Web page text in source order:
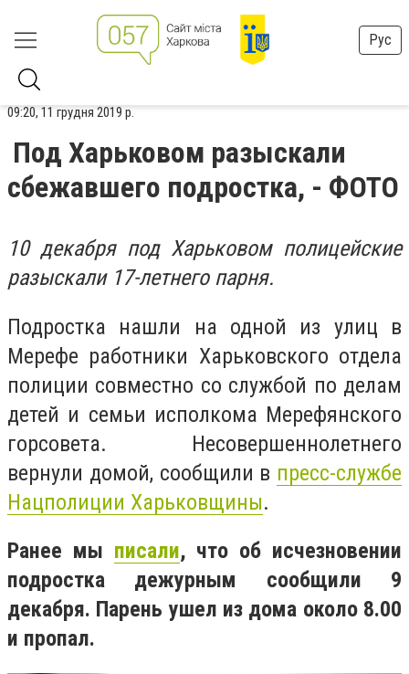
Рус
09:20, 11 грудня 2019 р.
Под Харьковом разыскали
сбежавшего подростка, - ФОТО
10 декабря под Харьковом полицейские
разыскали 17-летнего парня.
Подростка нашли на одной из улиц в
Мерефе работники Харьковского отдела
полиции совместно со службой по делам
детей и семьи исполкома Мерефянского
горсовета. Несовершеннолетнего
вернули домой, сообщили в пресс-службе
Нацполиции Харьковщины.
Ранее мы писали, что об исчезновении
подростка дежурным сообщили 9
декабря. Парень ушел из дома около 8.00
и пропал.